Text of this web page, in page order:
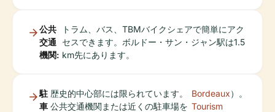
公共
交通
機関:
トラム、バス、TBMバイクシェアで簡単にアク
セスできます。ボルドー・サン・ジャン駅は1.5
km先にあります。
駐
車
歴史的中心部には限られています。
公共交通機関または近くの駐車場を
Bordeaux
Tourism
）。